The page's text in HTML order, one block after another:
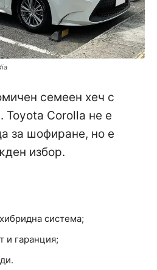
семеен хеч с
Toyota Corolla не е
за шофиране, но е
избор.
система;
и гаранция;